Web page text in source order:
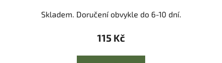
Skladem. Doručení obvykle do 6-10 dní.
115 Kč